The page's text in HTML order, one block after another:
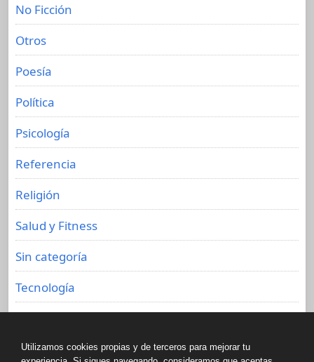
No Ficción
Otros
Poesía
Política
Psicología
Referencia
Religión
Salud y Fitness
Sin categoría
Tecnología
Utilizamos cookies propias y de terceros para mejorar tu